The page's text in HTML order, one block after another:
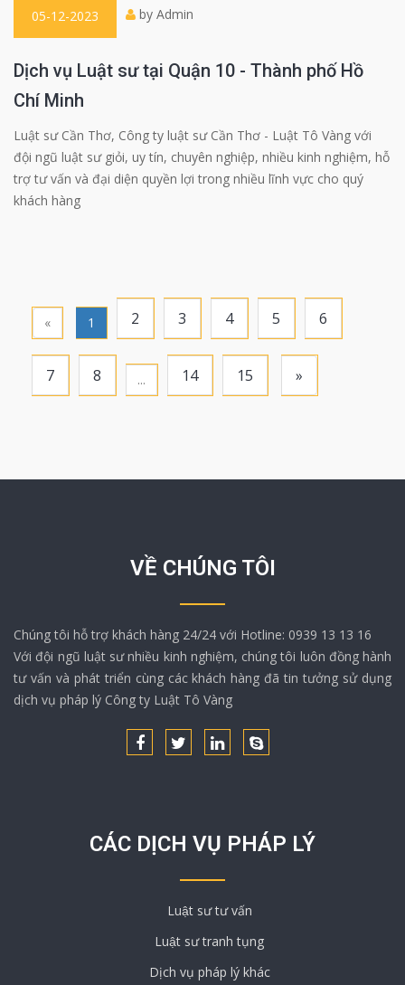
05-12-2023 by Admin
Dịch vụ Luật sư tại Quận 10 - Thành phố Hồ
Chí Minh
Luật sư Cần Thơ, Công ty luật sư Cần Thơ - Luật Tô Vàng với
đội ngũ luật sư giỏi, uy tín, chuyên nghiệp, nhiều kinh nghiệm, hỗ
trợ tư vấn và đại diện quyền lợi trong nhiều lĩnh vực cho quý
khách hàng
« 1 2 3 4 5 6
7 8 ... 14 15 »
VỀ CHÚNG TÔI
Chúng tôi hỗ trợ khách hàng 24/24 với Hotline: 0939 13 13 16
Với đội ngũ luật sư nhiều kinh nghiệm, chúng tôi luôn đồng hành
tư vấn và phát triển cùng các khách hàng đã tin tưởng sử dụng
dịch vụ pháp lý Công ty Luật Tô Vàng
CÁC DỊCH VỤ PHÁP LÝ
Luật sư tư vấn
Luật sư tranh tụng
Dịch vụ pháp lý khác